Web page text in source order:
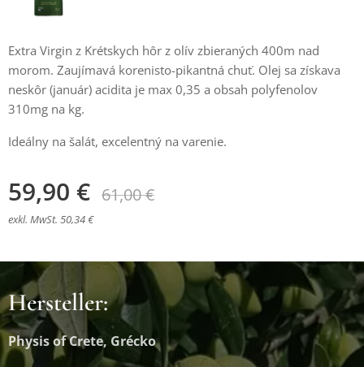
Extra Virgin z Krétskych hôr z olív zbieraných 400m nad
morom. Zaujímavá korenisto-pikantná chuť. Olej sa získava
neskôr (január) acidita je max 0,35 a obsah polyfenolov
310mg na kg.
Ideálny na šalát, excelentný na varenie.
59,90 € 61,00€
exkl. MwSt. 50,34 €
Hersteller:
Physis of Crete, Grécko